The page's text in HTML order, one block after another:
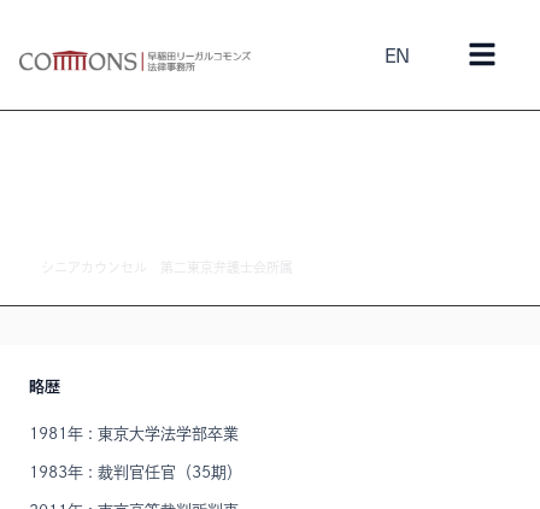
EN
シニアカウンセル 第二東京弁護士会所属
略歴
1981年 : 東京大学法学部卒業
1983年 : 裁判官任官（35期）